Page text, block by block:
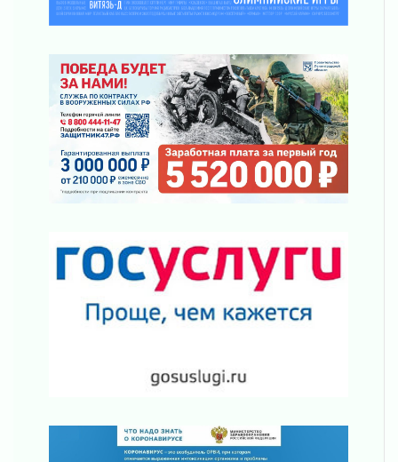
Выбрать удобный способ голосования
помогут Госуслуги
Планируйте свой маршрут заранее
05 августа 2026
Мода вне возраста и границ
05 августа 2026
Марафон обновлений
05 августа 2026
Добровольцы огненного фронта
С заботой о здоровье
05 августа 2026
Лучшая из лучших
05 августа 2026
Пульс региона
«Результат командный, заслуга каждого
ведомства и муниципалитета»
Вдохновлять, просвещать и объединять!
05 августа 2026